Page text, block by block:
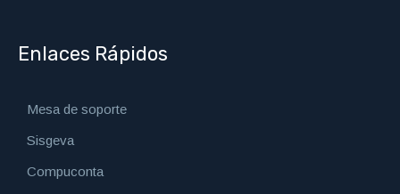
Enlaces Rápidos
Mesa de soporte
Sisgeva
Compuconta